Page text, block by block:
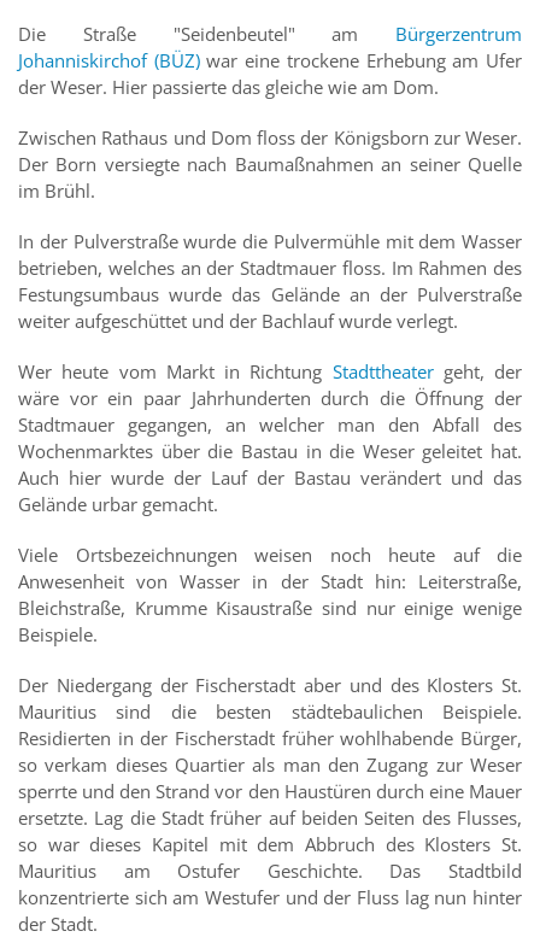
Die Straße "Seidenbeutel" am Bürgerzentrum
Johanniskirchof (BÜZ)war eine trockene Erhebung am Ufer
der Weser. Hier passierte das gleiche wie am Dom.
Zwischen Rathaus und Dom floss der Königsborn zur Weser.
Der Born versiegte nach Baumaßnahmen an seiner Quelle
im Brühl.
In der Pulverstraße wurde die Pulvermühle mit dem Wasser
betrieben, welches an der Stadtmauer floss. Im Rahmen des
Festungsumbaus wurde das Gelände an der Pulverstraße
weiter aufgeschüttet und der Bachlauf wurde verlegt.
Wer heute vom Markt in Richtung Stadttheater geht, der
wäre vor ein paar Jahrhunderten durch die Öffnung der
Stadtmauer gegangen, an welcher man den Abfall des
Wochenmarktes über die Bastau in die Weser geleitet hat.
Auch hier wurde der Lauf der Bastau verändert und das
Gelände urbar gemacht.
Viele Ortsbezeichnungen weisen noch heute auf die
Anwesenheit von Wasser in der Stadt hin: Leiterstraße,
Bleichstraße, Krumme Kisaustraße sind nur einige wenige
Beispiele.
Der Niedergang der Fischerstadt aber und des Klosters St.
Mauritius sind die besten städtebaulichen Beispiele.
Residierten in der Fischerstadt früher wohlhabende Bürger,
so verkam dieses Quartier als man den Zugang zur Weser
sperrte und den Strand vor den Haustüren durch eine Mauer
ersetzte. Lag die Stadt früher auf beiden Seiten des Flusses,
so war dieses Kapitel mit dem Abbruch des Klosters St.
Mauritius am Ostufer Geschichte. Das Stadtbild
konzentrierte sich am Westufer und der Fluss lag nun hinter
der Stadt.